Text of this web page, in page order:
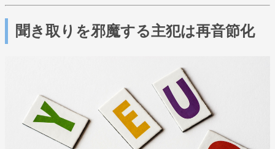
聞き取りを邪魔する主犯は再音節化